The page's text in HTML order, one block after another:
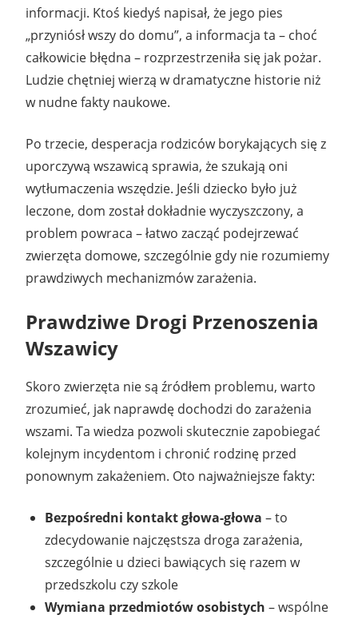
informacji. Ktoś kiedyś napisał, że jego pies
„przyniósł wszy do domu”, a informacja ta – choć
całkowicie błędna – rozprzestrzeniła się jak pożar.
Ludzie chętniej wierzą w dramatyczne historie niż
w nudne fakty naukowe.
Po trzecie, desperacja rodziców borykających się z
uporczywą wszawicą sprawia, że szukają oni
wytłumaczenia wszędzie. Jeśli dziecko było już
leczone, dom został dokładnie wyczyszczony, a
problem powraca – łatwo zacząć podejrzewać
zwierzęta domowe, szczególnie gdy nie rozumiemy
prawdziwych mechanizmów zarażenia.
Prawdziwe Drogi Przenoszenia
Wszawicy
Skoro zwierzęta nie są źródłem problemu, warto
zrozumieć, jak naprawdę dochodzi do zarażenia
wszami. Ta wiedza pozwoli skutecznie zapobiegać
kolejnym incydentom i chronić rodzinę przed
ponownym zakażeniem. Oto najważniejsze fakty:
Bezpośredni kontakt głowa-głowa – to
zdecydowanie najczęstsza droga zarażenia,
szczególnie u dzieci bawiących się razem w
przedszkolu czy szkole
Wymiana przedmiotów osobistych – wspólne